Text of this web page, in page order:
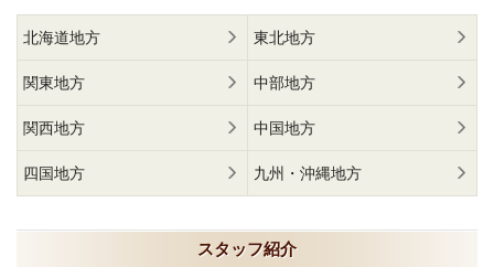
北海道地方 東北地方
関東地方 中部地方
関西地方 中国地方
四国地方 九州・沖縄地方
スタッフ紹介